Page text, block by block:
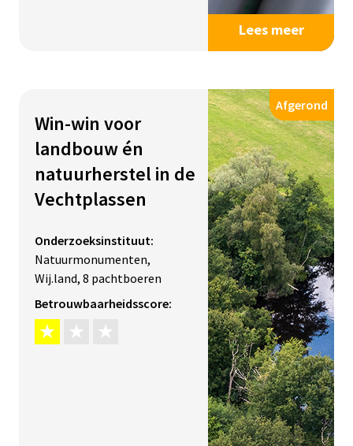
Lees meer
Win-win voor
landbouw én
natuurherstel in de
Vechtplassen
Onderzoeksinstituut:
Natuurmonumenten,
Wij.land, 8 pachtboeren
Betrouwbaarheidsscore:
Afgerond